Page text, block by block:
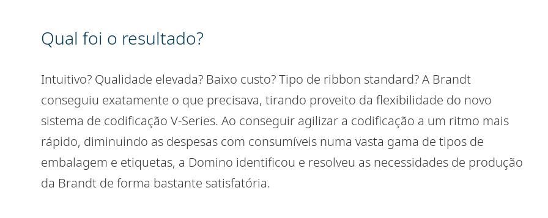
Qual foi o resultado?
Intuitivo? Qualidade elevada? Baixo custo? Tipo de ribbon standard? A Brandt
conseguiu exatamente o que precisava, tirando proveito da flexibilidade do novo
sistema de codificação V-Series. Ao conseguir agilizar a codificação a um ritmo mais
rápido, diminuindo as despesas com consumíveis numa vasta gama de tipos de
embalagem e etiquetas, a Domino identificou e resolveu as necessidades de produção
da Brandt de forma bastante satisfatória.